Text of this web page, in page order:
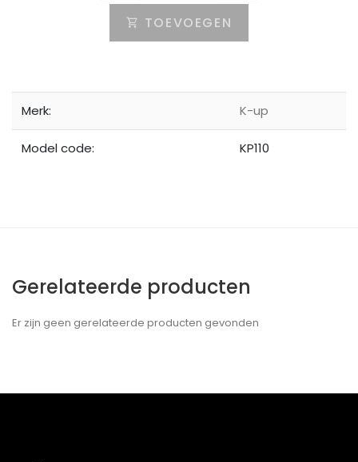
TOEVOEGEN
Merk: K-up
Model code: KP110
Gerelateerde producten
Er zijn geen gerelateerde producten gevonden